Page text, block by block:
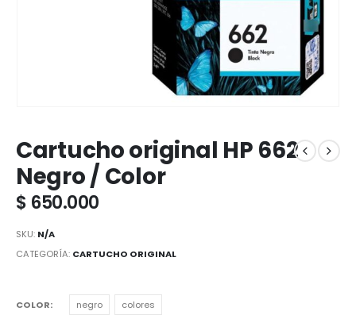
Cartucho original HP 662
Negro / Color
$ 650.000
SKU: N/A
CATEGORÍA: CARTUCHO ORIGINAL
COLOR negro colores